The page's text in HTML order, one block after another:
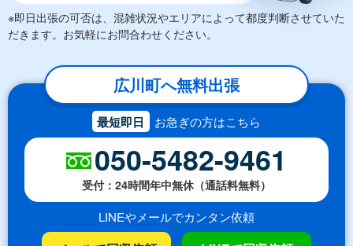
※即日出張の可否は、混雑状況やエリアによって都度判断させていた
だきます。お気軽にお問合わせください。
広川町へ無料出張
最短即日 お急ぎの方はこちら
050-5482-9461
受付：24時間年中無休（通話料無料）
LINEやメールでカンタン依頼